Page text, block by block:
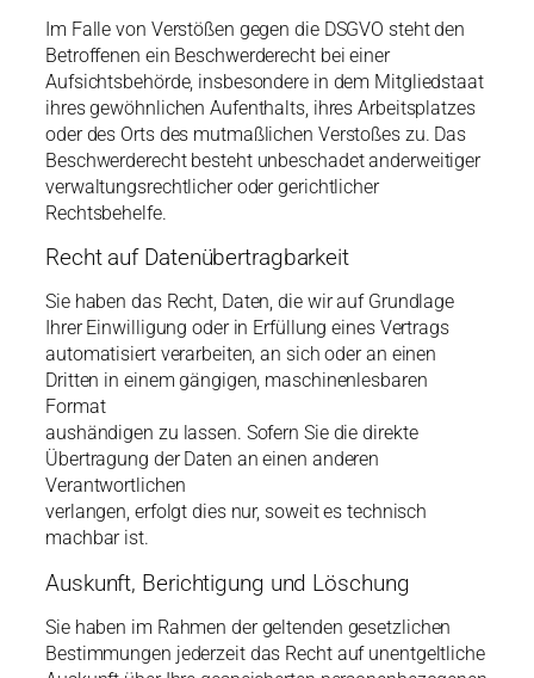
Im Falle von Verstößen gegen die DSGVO steht den
Betroffenen ein Beschwerderecht bei einer
Aufsichtsbehörde, insbesondere in dem Mitgliedstaat
ihres gewöhnlichen Aufenthalts, ihres Arbeitsplatzes
oder des Orts des mutmaßlichen Verstoßes zu. Das
Beschwerderecht besteht unbeschadet anderweitiger
verwaltungsrechtlicher oder gerichtlicher
Rechtsbehelfe.
Recht auf Datenübertragbarkeit
Sie haben das Recht, Daten, die wir auf Grundlage
Ihrer Einwilligung oder in Erfüllung eines Vertrags
automatisiert verarbeiten, an sich oder an einen
Dritten in einem gängigen, maschinenlesbaren
Format
aushändigen zu lassen. Sofern Sie die direkte
Übertragung der Daten an einen anderen
Verantwortlichen
verlangen, erfolgt dies nur, soweit es technisch
machbar ist.
Auskunft, Berichtigung und Löschung
Sie haben im Rahmen der geltenden gesetzlichen
Bestimmungen jederzeit das Recht auf unentgeltliche